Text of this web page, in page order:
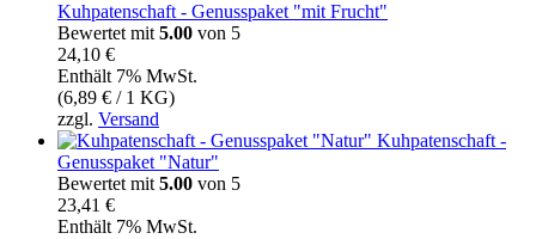
Kuhpatenschaft - Genusspaket "mit Frucht"
Bewertet mit 5.00 von 5
24,10 €
Enthält 7% MwSt.
(6,89 € / 1 KG)
zzgl. Versand
Kuhpatenschaft -
Genusspaket "Natur"
Bewertet mit 5.00 von 5
23,41 €
Enthält 7% MwSt.